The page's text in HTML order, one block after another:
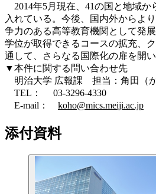
2014年5月現在、41の国と地域か
入れている。今後、国内外からよ
争力のある高等教育機関として発
学位が取得できるコースの拡充、
通して、さらなる国際化の扉を開い
▼本件に関する問い合わせ先
明治大学 広報課 担当：角田（か
TEL： 03-3296-4330
E-mail： koho@mics.meiji.ac.jp
添付資料